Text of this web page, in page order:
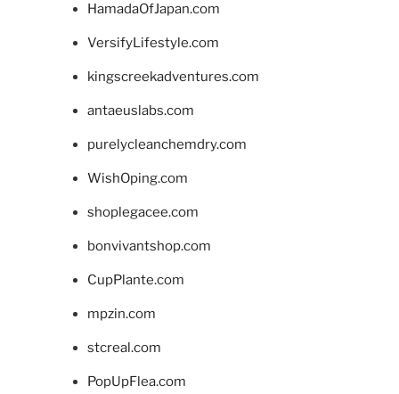
HamadaOfJapan.com
VersifyLifestyle.com
kingscreekadventures.com
antaeuslabs.com
purelycleanchemdry.com
WishOping.com
shoplegacee.com
bonvivantshop.com
CupPlante.com
mpzin.com
stcreal.com
PopUpFlea.com